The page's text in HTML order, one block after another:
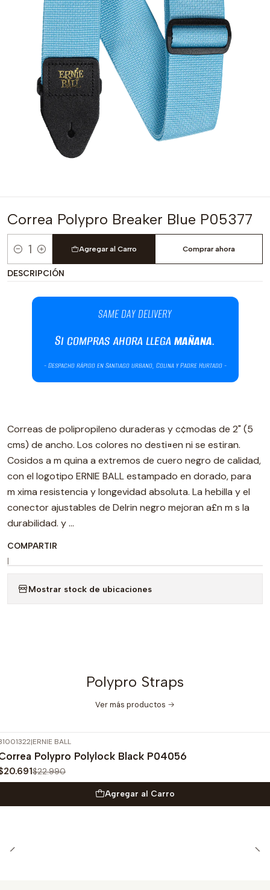
Correa Polypro Breaker Blue P05377
Cantidad
Agregar al Carro Comprar ahora
DESCRIPCIÓN
Correas de polipropileno duraderas y c¢modas de 2" (5
cms) de ancho. Los colores no desti¤en ni se estiran.
Cosidos a m quina a extremos de cuero negro de calidad,
con el logotipo ERNIE BALL estampado en dorado, para
m xima resistencia y longevidad absoluta. La hebilla y el
conector ajustables de Delrin negro mejoran a£n m s la
durabilidad. y ...
COMPARTIR
|
Mostrar stock de ubicaciones
Polypro Straps
Ver más productos
OFF
|ERNIE BALL
Polypro Polylock Black P04056
$22.990
Agregar al Carro